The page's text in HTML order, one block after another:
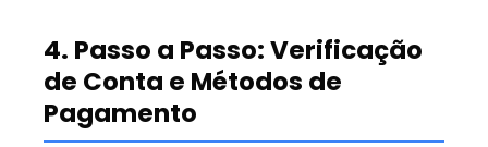
4. Passo a Passo: Verificação
de Conta e Métodos de
Pagamento